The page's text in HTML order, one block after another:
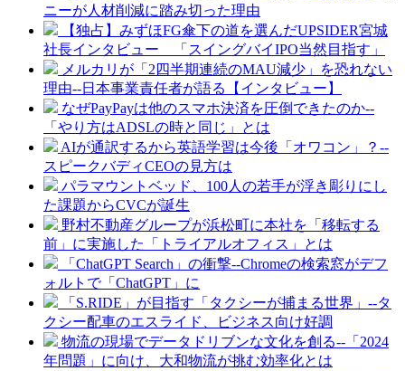
ニーが人材削減に踏み切った理由
【独占】みずほFG傘下の道を選んだUPSIDER宮城
社長インタビュー 「スイングバイIPO当然目指す」
メルカリが「2四半期連続のMAU減少」を恐れない
理由--日本事業責任者が語る【インタビュー】
なぜPayPayは他のスマホ決済を圧倒できたのか--
「やり方はADSLの時と同じ」とは
AIが通訳するから英語学習は今後「オワコン」？--
スピークバディCEOの見方は
パラマウントベッド、100人の若手が浮き彫りにし
た課題からCVCが誕生
野村不動産グループが浜松町に本社を「移転する
前」に実施した「トライアルオフィス」とは
「ChatGPT Search」の衝撃--Chromeの検索窓がデフ
ォルトで「ChatGPT」に
「S.RIDE」が目指す「タクシーが捕まる世界」--タ
クシー配車のエスライド、ビジネス向け好調
物流の現場でデータドリブンな文化を創る--「2024
年問題」に向け、大和物流が挑む効率化とは